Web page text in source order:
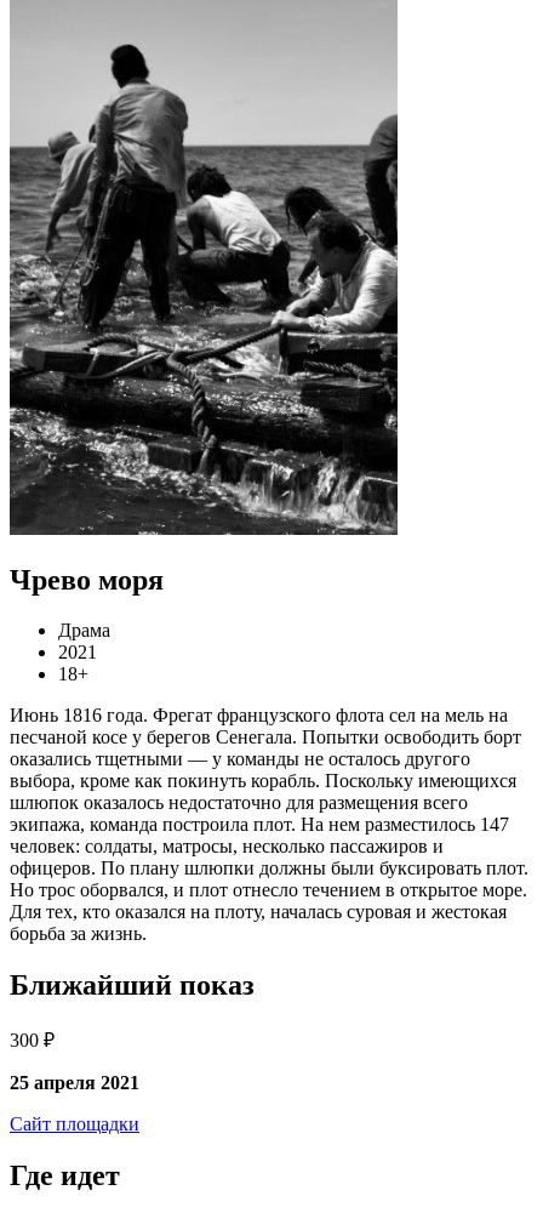
Чрево моря
Драма
2021
18+
Июнь 1816 года. Фрегат французского флота сел на мель на
песчаной косе у берегов Сенегала. Попытки освободить борт
оказались тщетными — у команды не осталось другого
выбора, кроме как покинуть корабль. Поскольку имеющихся
шлюпок оказалось недостаточно для размещения всего
экипажа, команда построила плот. На нем разместилось 147
человек: солдаты, матросы, несколько пассажиров и
офицеров. По плану шлюпки должны были буксировать плот.
Но трос оборвался, и плот отнесло течением в открытое море.
Для тех, кто оказался на плоту, началась суровая и жестокая
борьба за жизнь.
Ближайший показ
300 ₽
25 апреля 2021
Сайт площадки
Где идет